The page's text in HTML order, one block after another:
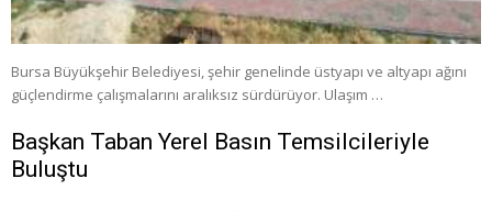
Bursa Büyükşehir Belediyesi, şehir genelinde üstyapı ve altyapı ağını
güçlendirme çalışmalarını aralıksız sürdürüyor. Ulaşım …
Başkan Taban Yerel Basın Temsilcileriyle
Buluştu